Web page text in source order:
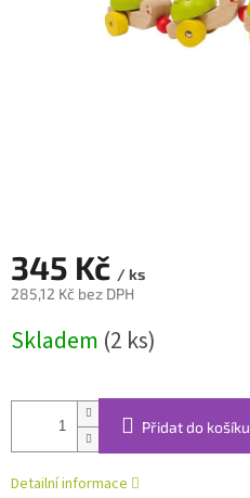
345 Kč / ks
285,12 Kč bez DPH
cena:
Skladem (2 ks)
Přidat do košíku
Detailní informace